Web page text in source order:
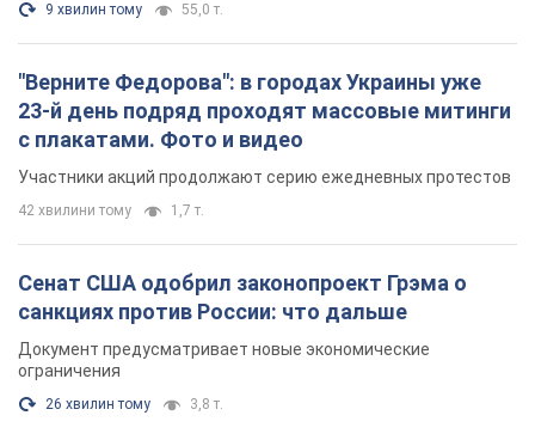
9 хвилин тому 55,0 т.
"Верните Федорова": в городах Украины уже
23-й день подряд проходят массовые митинги
с плакатами. Фото и видео
Участники акций продолжают серию ежедневных протестов
42 хвилини тому 1,7 т.
Сенат США одобрил законопроект Грэма о
санкциях против России: что дальше
Документ предусматривает новые экономические
ограничения
26 хвилин тому 3,8 т.